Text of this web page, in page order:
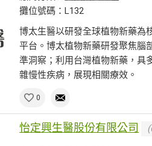
攤位號碼：L132
博太生醫以研發全球植物新藥為
平台。博太植物新藥研發聚焦腦
準洞察；利用台灣植物新藥，具
雜慢性疾病，展現相關療效。
0
怡定興生醫股份有限公司